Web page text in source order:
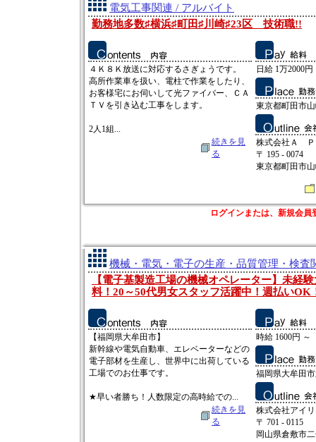
電気工事関連 / アルバイト
勤務地多数♯横浜♯町田♯川崎♯23区 技術職!!
４Ｋ８Ｋ放送に対応するさぎょうです。
高所作業車を扱い、電柱で作業をしたり、
お客様宅にお伺いして光ファイバー、ＣＡ
ＴＶを引き込む工事をします。
2人1組...
続きを見
る
日給 1万2000円
東京都町田市
株式会社Ａ Ｐ
〒 195 - 0074
東京都町田市
ログインまたは、新規会
機械・電気・電子の生産・品質管理・検査
【電子基製造工場の機械オペレーター】未経
料！20～50代男女スタッフ活躍中！週払いOK
【福岡県大牟田市】
新幹線や電気自動車、エレベーターなどの
電子部材を生産し、世界中に出荷している
工場でのお仕事です。
★早い者勝ち！人数限定の高時給での...
続きを見
る
時給 1600円 ～
福岡県大牟田
株式会社アイ
〒 701 - 0115
岡山県倉敷市